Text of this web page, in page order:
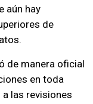
aún hay
de
de manera oficial
en toda
las revisiones